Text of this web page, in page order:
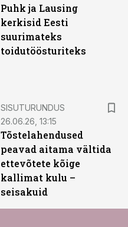
Puhk ja Lausing
kerkisid Eesti
suurimateks
toidutöösturiteks
SISUTURUNDUS
26.06.26, 13:15
Tõstelahendused
peavad aitama vältida
ettevõtete kõige
kallimat kulu –
seisakuid